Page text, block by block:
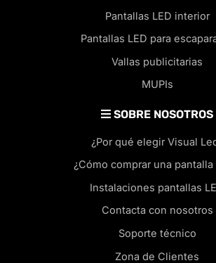
Pantallas LED interior
Pantallas LED para
Vallas publicitarias
MUPIs
SOBRE NOSOTROS
¿Por qué elegir Visual
¿Cómo comprar una pantalla
Instalaciones pantallas
Contacta con nosotros
Soporte técnico
Zona de Clientes